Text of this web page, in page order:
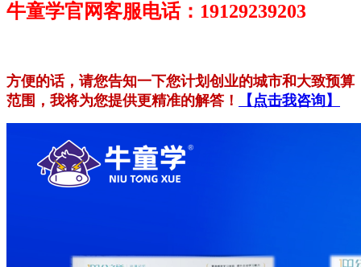
牛童学官网客服电话：19129239203
方便的话，请您告知一下您计划创业的城市和大致预算
范围，我将为您提供更精准的解答！
【点击我咨询】